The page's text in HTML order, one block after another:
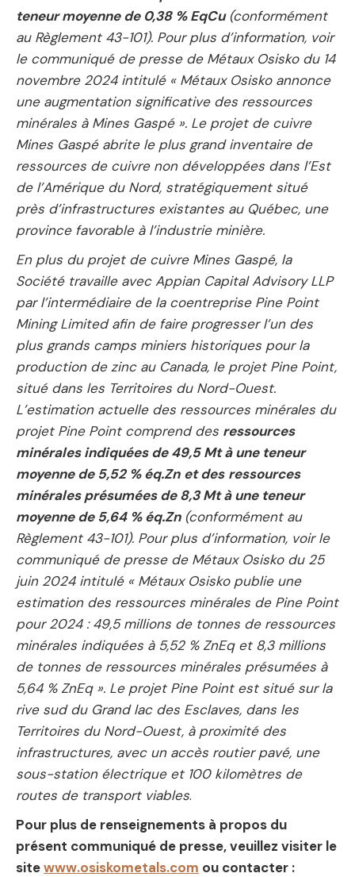
teneur moyenne de 0,38 % EqCu(conformément
au Règlement 43-101). Pour plus d’information, voir
le communiqué de presse de Métaux Osisko du 14
novembre 2024 intitulé « Métaux Osisko annonce
une augmentation significative des ressources
minérales à Mines Gaspé ». Le projet de cuivre
Mines Gaspé abrite le plus grand inventaire de
ressources de cuivre non développées dans l’Est
de l’Amérique du Nord, stratégiquement situé
près d’infrastructures existantes au Québec, une
province favorable à l’industrie minière.
En plus du projet de cuivre Mines Gaspé, la
Société travaille avec Appian Capital Advisory LLP
par l’intermédiaire de la coentreprise Pine Point
Mining Limited afin de faire progresser l’un des
plus grands camps miniers historiques pour la
production de zinc au Canada, le projet Pine Point,
situé dans les Territoires du Nord-Ouest.
L’estimation actuelle des ressources minérales du
projet Pine Point comprend des ressources
minérales indiquées de 49,5 Mt à une teneur
moyenne de 5,52 % éq.Zn et des ressources
minérales présumées de 8,3 Mt à une teneur
moyenne de 5,64 % éq.Zn(conformément au
Règlement 43-101). Pour plus d’information, voir le
communiqué de presse de Métaux Osisko du 25
juin 2024 intitulé « Métaux Osisko publie une
estimation des ressources minérales de Pine Point
pour 2024 : 49,5 millions de tonnes de ressources
minérales indiquées à 5,52 % ZnEq et 8,3 millions
de tonnes de ressources minérales présumées à
5,64 % ZnEq ». Le projet Pine Point est situé sur la
rive sud du Grand lac des Esclaves, dans les
Territoires du Nord-Ouest, à proximité des
infrastructures, avec un accès routier pavé, une
sous-station électrique et 100 kilomètres de
routes de transport viables.
Pour plus de renseignements à propos du
présent communiqué de presse, veuillez visiter le
sitewww.osiskometals.com ou contacter :